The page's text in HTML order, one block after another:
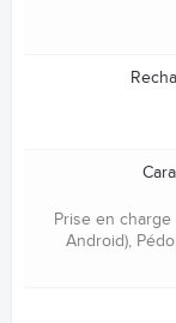
Prise en charge
Android),